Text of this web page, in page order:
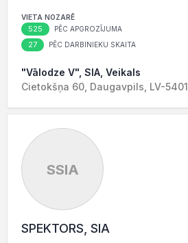
VIETA NOZARĒ
525 PĒC APGROZĪJUMA
27 PĒC DARBINIEKU SKAITA
"Vālodze V", SIA, Veikals
Cietokšņa 60, Daugavpils, LV-5401
SSIA
SPEKTORS, SIA